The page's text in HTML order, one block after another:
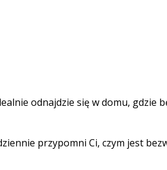
odnajdzie się w domu, gdzie
przypomni Ci, czym jest